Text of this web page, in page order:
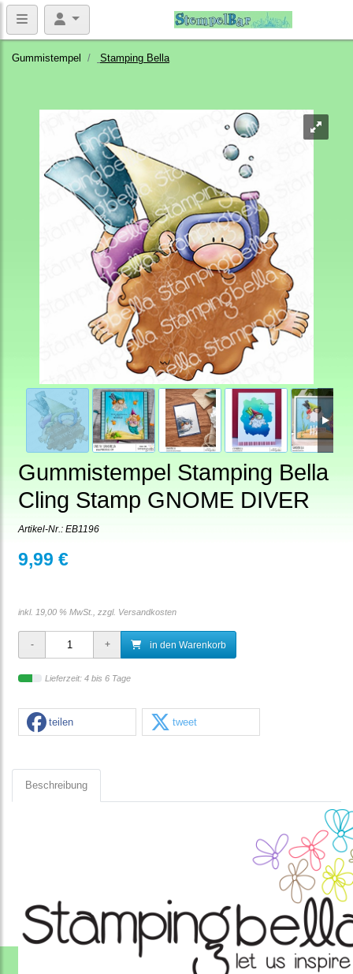
Gummistempel Stamping Bella
Gummistempel Stamping Bella
Cling Stamp GNOME DIVER
Artikel-Nr.: EB1196
9,99 €
inkl. 19,00 % MwSt., zzgl. Versandkosten
in den Warenkorb
Lieferzeit: 4 bis 6 Tage
teilen tweet
Beschreibung